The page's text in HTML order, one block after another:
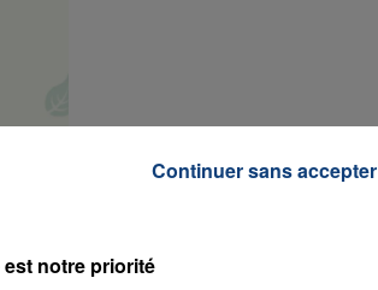
notre priorité
Continuer sans accepter